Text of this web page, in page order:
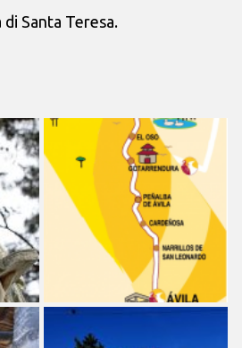
Santa Teresa.